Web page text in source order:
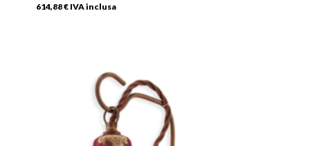
614,88€ IVA inclusa